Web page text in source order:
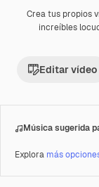
Premium
Crea tus propios
increíbles
Editar vídeo
Música sugerida
Explora más